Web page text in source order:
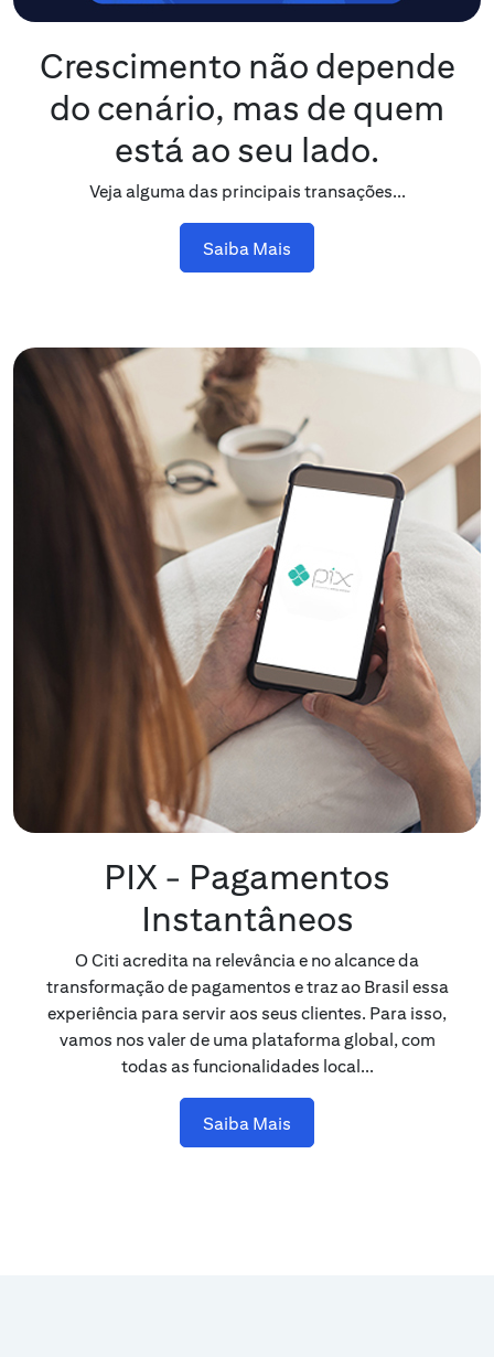
Crescimento não depende
do cenário, mas de quem
está ao seu lado.
Veja alguma das principais transações...
Saiba Mais
PIX - Pagamentos
Instantâneos
O Citi acredita na relevância e no alcance da
transformação de pagamentos e traz ao Brasil essa
experiência para servir aos seus clientes. Para isso,
vamos nos valer de uma plataforma global, com
todas as funcionalidades local...
Saiba Mais